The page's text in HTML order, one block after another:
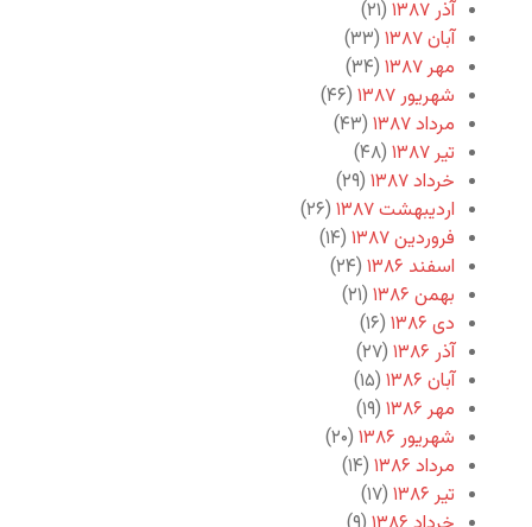
آذر ۱۳۸۷
(۲۱)
آبان ۱۳۸۷
(۳۳)
مهر ۱۳۸۷
(۳۴)
شهریور ۱۳۸۷
(۴۶)
مرداد ۱۳۸۷
(۴۳)
تیر ۱۳۸۷
(۴۸)
خرداد ۱۳۸۷
(۲۹)
اردیبهشت ۱۳۸۷
(۲۶)
فروردین ۱۳۸۷
(۱۴)
اسفند ۱۳۸۶
(۲۴)
بهمن ۱۳۸۶
(۲۱)
دی ۱۳۸۶
(۱۶)
آذر ۱۳۸۶
(۲۷)
آبان ۱۳۸۶
(۱۵)
مهر ۱۳۸۶
(۱۹)
شهریور ۱۳۸۶
(۲۰)
مرداد ۱۳۸۶
(۱۴)
تیر ۱۳۸۶
(۱۷)